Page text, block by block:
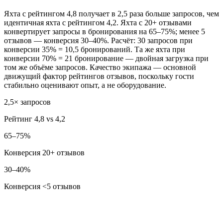
Яхта с рейтингом 4,8 получает в 2,5 раза больше запросов, чем
идентичная яхта с рейтингом 4,2. Яхта с 20+ отзывами
конвертирует запросы в бронирования на 65–75%; менее 5
отзывов — конверсия 30–40%. Расчёт: 30 запросов при
конверсии 35% = 10,5 бронирований. Та же яхта при
конверсии 70% = 21 бронирование — двойная загрузка при
том же объёме запросов. Качество экипажа — основной
движущий фактор рейтингов отзывов, поскольку гости
стабильно оценивают опыт, а не оборудование.
2,5× запросов
Рейтинг 4,8 vs 4,2
65–75%
Конверсия 20+ отзывов
30–40%
Конверсия <5 отзывов